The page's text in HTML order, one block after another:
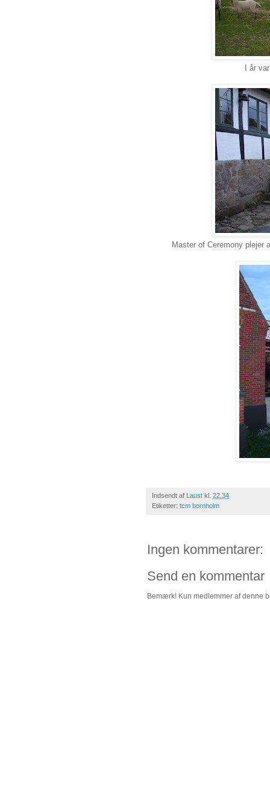
I år
Master of Ceremony plejer
Indsendt af Laust kl. 22.34
Etiketter: tcm bornholm
Ingen kommentarer:
Send en kommentar
Bemærk! Kun medlemmer af denne